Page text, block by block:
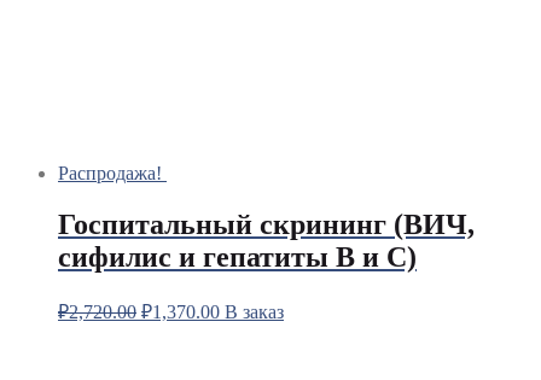
Распродажа!
Госпитальный скрининг (ВИЧ,
сифилис и гепатиты В и С)
₽2,720.00 ₽1,370.00 В заказ